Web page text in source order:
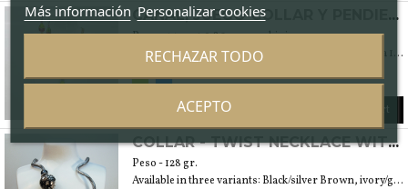
CANAL, JUEGO COLLAR Y PENDIENTES
Peso - 44 gr. + 9.80 gr orecchini
Gota 20x17 bicolor sumergida hoja de plata, redonda 10 mm. hoja de plata. Redondo neutro 6 mm. Cristales Swarovski 6 mm
Add to cart
COLLAR - TWIST NECKLACE WITH MURANO BLOWN GLASS BEADS AND 999% SILVER LEAF OR 24 KT GOLD.
Peso - 128 gr.
Available in three variants: Black/silver Brown, ivory/gold, Shades of red and ivory/gold Weight 140 gr.
Más información Personalizar cookies
RECHAZAR TODO
ACEPTO